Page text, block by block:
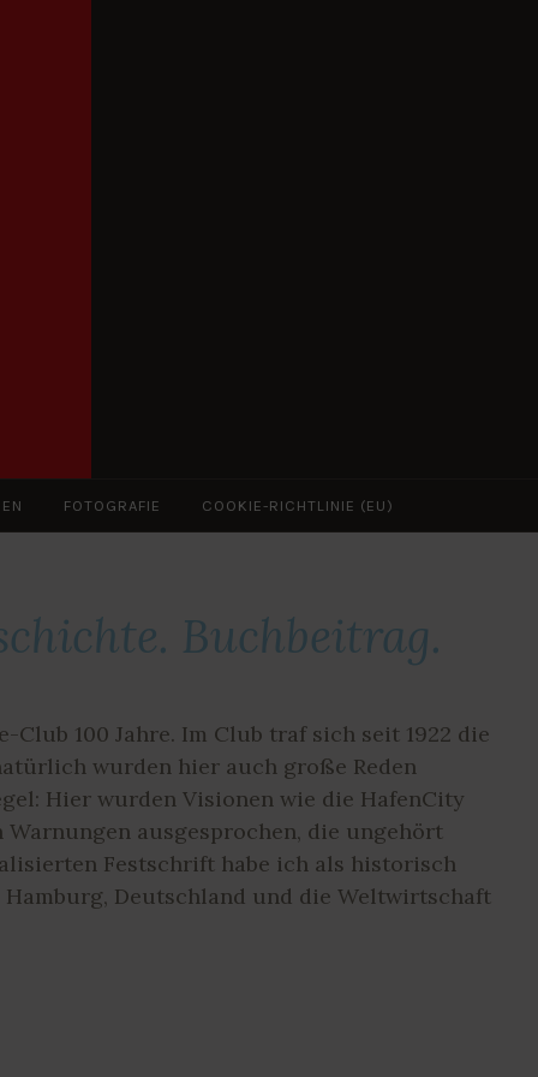
FOTOGRAFIE COOKIE-RICHTLINIE (EU)
Buchbeitrag.
100 Jahre. Im Club traf sich seit 1922 die
wurden hier auch große Reden
Hier wurden Visionen wie die HafenCity
ausgesprochen, die ungehört
Festschrift habe ich als historisch
Deutschland und die Weltwirtschaft